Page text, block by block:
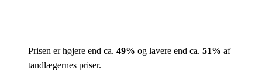
Prisen er højere end ca. 49% og lavere end ca. 51% af
tandlægernes priser.